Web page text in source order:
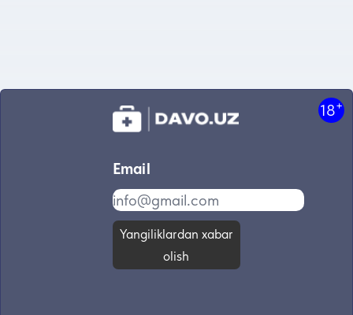
18+
Email
Yangiliklardan xabar
olish